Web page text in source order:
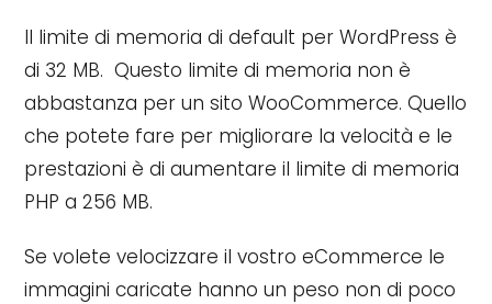
Il limite di memoria di default per WordPress è
di 32 MB. Questo limite di memoria non è
abbastanza per un sito WooCommerce. Quello
che potete fare per migliorare la velocità e le
prestazioni è di aumentare il limite di memoria
PHP a 256 MB.
Se volete velocizzare il vostro eCommerce le
immagini caricate hanno un peso non di poco